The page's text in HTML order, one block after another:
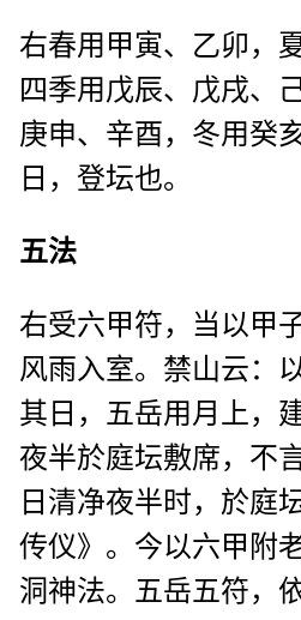
右春用甲寅、乙卯，
四季用戊辰、戊戌、
庚申、辛酉，冬用癸
日，登坛也。
五法
右受六甲符，当以甲
风雨入室。禁山云：
其日，五岳用月上，
夜半於庭坛敷席，不
日清净夜半时，於庭
传仪》。今以六甲附
洞神法。五岳五符，